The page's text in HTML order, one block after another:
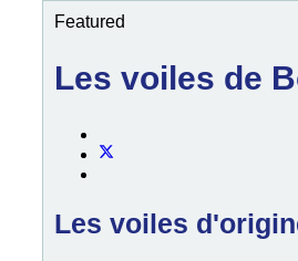
Featured
Les voiles de
Les voiles